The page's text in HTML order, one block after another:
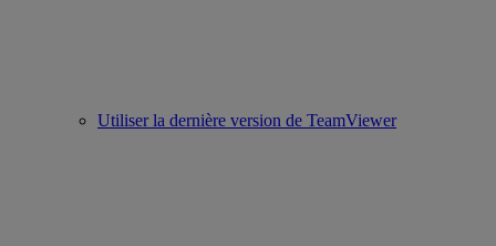
Utiliser la dernière version de TeamViewer